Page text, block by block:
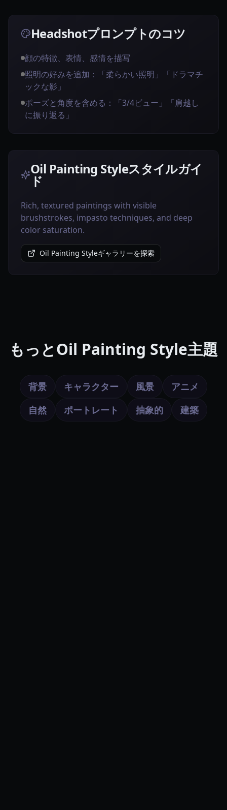
Headshotプロンプトのコツ
顔の特徴、表情、感情を描写
照明の好みを追加：「柔らかい照明」「ドラマチ
ックな影」
ポーズと角度を含める：「3/4ビュー」「肩越し
に振り返る」
Oil Painting Styleスタイルガイ
ド
Rich, textured paintings with visible
brushstrokes, impasto techniques, and deep
color saturation.
Oil Painting Styleギャラリーを探索
もっとOil Painting Style主題
背景 キャラクター 風景
アニメ
自然
ポートレート 抽象的 建築